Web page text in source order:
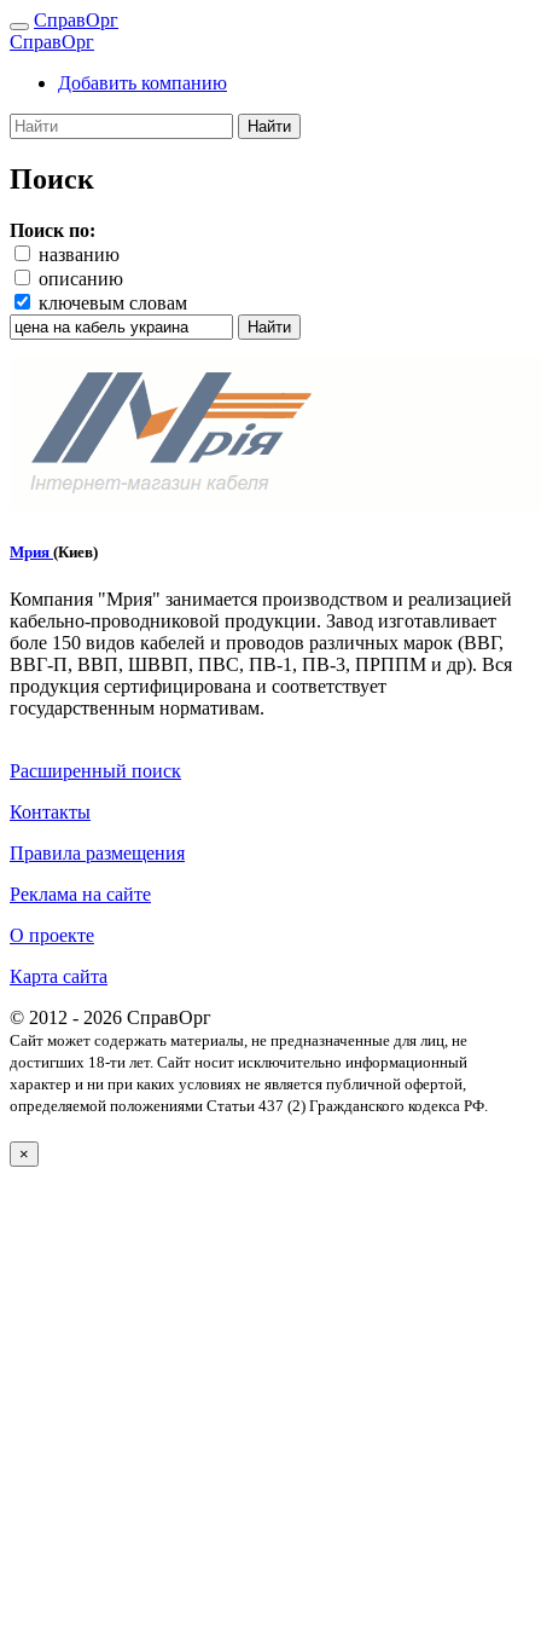
СправОрг
СправОрг
Добавить компанию
Найти
Поиск
Поиск по:
названию
описанию
ключевым словам
Найти
Мрия (Киев)
Компания "Мрия" занимается производством и реализацией
кабельно-проводниковой продукции. Завод изготавливает
боле 150 видов кабелей и проводов различных марок (ВВГ,
ВВГ-П, ВВП, ШВВП, ПВС, ПВ-1, ПВ-3, ПРППМ и др). Вся
продукция сертифицирована и соответствует
государственным нормативам.
Расширенный поиск
Контакты
Правила размещения
Реклама на сайте
О проекте
Карта сайта
© 2012 - 2026 СправОрг
Сайт может содержать материалы, не предназначенные для лиц, не
достигших 18-ти лет. Cайт носит исключительно информационный
характер и ни при каких условиях не является публичной офертой,
определяемой положениями Статьи 437 (2) Гражданского кодекса РФ.
×